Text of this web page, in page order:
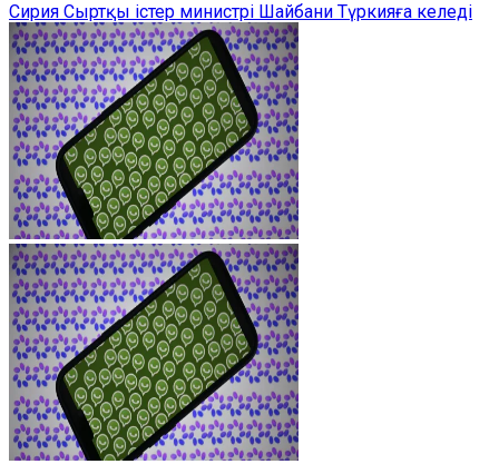
Сирия Сыртқы істер министрі Шайбани Түркияға келеді